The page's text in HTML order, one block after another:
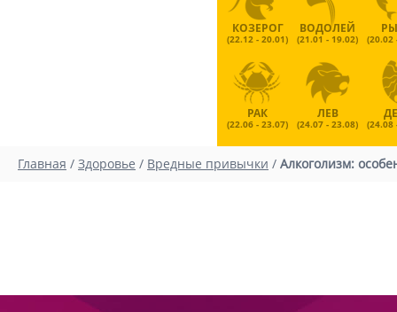
КОЗЕРОГ
(22.12 - 20.01)
ВОДОЛЕЙ
(21.01 - 19.02) (20.02
РАК
(22.06 - 23.07)
ЛЕВ
(24.07 - 23.08) (24.08
Главная / Здоровье / Вредные привычки / Алкоголизм: